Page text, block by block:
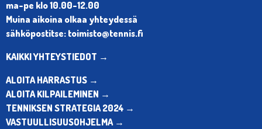
ma-pe klo 10.00-12.00
Muina aikoina olkaa yhteydessä
sähköpostitse: toimisto@tennis.fi
KAIKKI YHTEYSTIEDOT →
ALOITA HARRASTUS →
ALOITA KILPAILEMINEN →
TENNIKSEN STRATEGIA 2024 →
VASTUULLISUUSOHJELMA →